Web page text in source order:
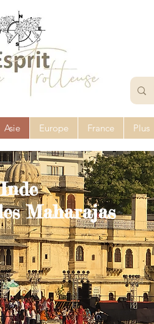
Asie Europe France Plus
Inde
Maharajas